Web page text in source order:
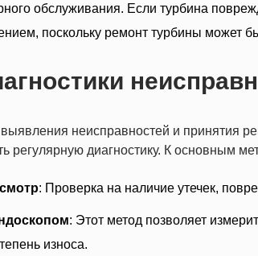
обслуживания. Если турбина
поскольку ремонт турбины может
неисправностей и принятия
регулярную диагностику. К основным
: Проверка на наличие утечек,
: Этот метод позволяет
износа.